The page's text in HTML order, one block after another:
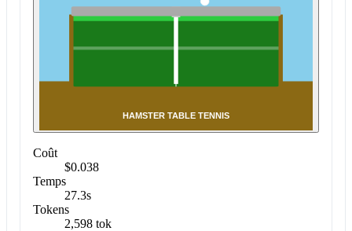
Coût
$0.038
Temps
27.3s
Tokens
2,598 tok